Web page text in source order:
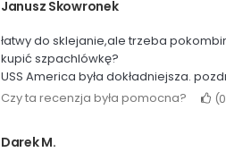
Janusz Skowronek
łatwy do sklejanie,ale trzeba
kupić szpachlówkę?
USS America była dokładniejsza.
Czy ta recenzja była pomocna?
0
Darek M.